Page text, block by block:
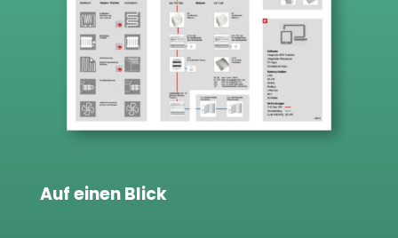
Auf einen Blick